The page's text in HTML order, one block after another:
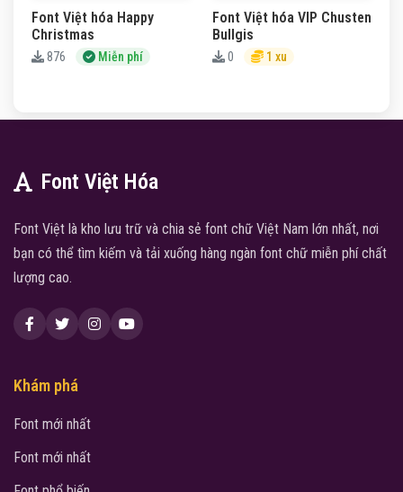
Font Việt hóa Happy
Christmas
876 Miễn phí
Font Việt hóa VIP Chusten
Bullgis
0 1 xu
Font Việt Hóa
Font Việt là kho lưu trữ và chia sẻ font chữ Việt Nam lớn nhất, nơi
bạn có thể tìm kiếm và tải xuống hàng ngàn font chữ miễn phí chất
lượng cao.
Khám phá
Font mới nhất
Font mới nhất